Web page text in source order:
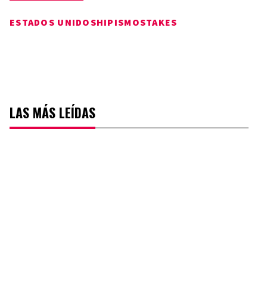
ESTADOS UNIDOSHIPISMOSTAKES
LAS MÁS LEÍDAS